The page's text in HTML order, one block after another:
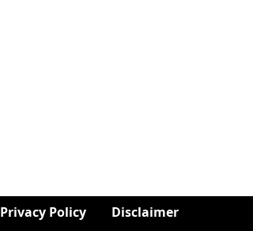
Privacy Policy Disclaimer